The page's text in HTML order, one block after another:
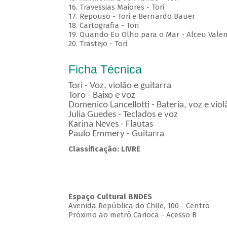
16. Travessias Maiores - Tori
17. Repouso - Tori e Bernardo Bauer
⁠18. Cartografia - Tori
19. Quando Eu Olho para o Mar - Alceu
20. Trastejo - Tori
Ficha Técnica
Tori - Voz, violão e guitarra
Toro - Baixo e voz
Domenico Lancellotti - Bateria, voz e
Julia Guedes - Teclados e voz
Karina Neves - Flautas
Paulo Emmery - Guitarra
Classificação: LIVRE
Espaço Cultural BNDES
Avenida República do Chile, 100 - Centro
Próximo ao metrô Carioca - Acesso B